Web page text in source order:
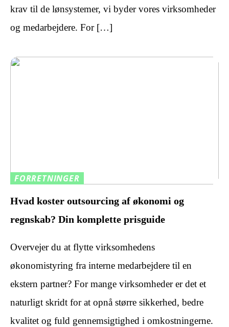
krav til de lønsystemer, vi byder vores virksomheder
og medarbejdere. For […]
FORRETNINGER
Hvad koster outsourcing af økonomi og
regnskab? Din komplette prisguide
Overvejer du at flytte virksomhedens
økonomistyring fra interne medarbejdere til en
ekstern partner? For mange virksomheder er det et
naturligt skridt for at opnå større sikkerhed, bedre
kvalitet og fuld gennemsigtighed i omkostningerne.